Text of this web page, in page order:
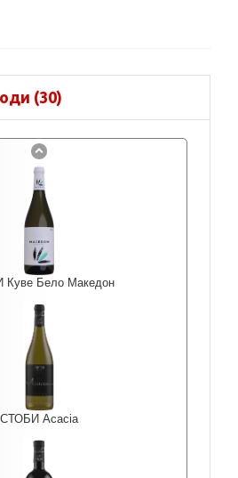
(30)
Куве Бело Македон
СТОБИ Acacia